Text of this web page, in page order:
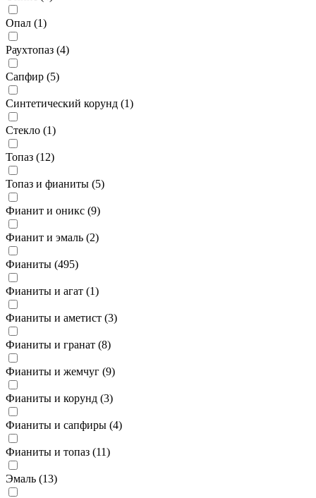
Опал (1)
Раухтопаз (4)
Сапфир (5)
Синтетический корунд (1)
Стекло (1)
Топаз (12)
Топаз и фианиты (5)
Фианит и оникс (9)
Фианит и эмаль (2)
Фианиты (495)
Фианиты и агат (1)
Фианиты и аметист (3)
Фианиты и гранат (8)
Фианиты и жемчуг (9)
Фианиты и корунд (3)
Фианиты и сапфиры (4)
Фианиты и топаз (11)
Эмаль (13)